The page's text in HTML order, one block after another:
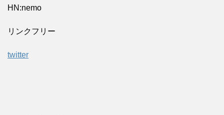
HN:nemo
リンクフリー
twitter